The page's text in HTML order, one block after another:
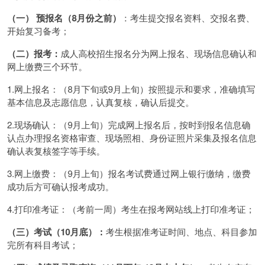
（一） 预报名（8月份之前）
：考生提交报名资料、交报名费、
开始复习备考；
（二）报考： 成人高校招生报名分为网上报名、现场信息确认和
网上缴费三个环节。
1.网上报名：（8月下旬或9月上旬）按照提示和要求，准确填写
基本信息及志愿信息，认真复核，确认后提交。
2.现场确认：（9月上旬）完成网上报名后，按时到报名信息确
认点办理报名资格审查、现场照相、身份证照片采集及报名信息
确认表复核签字等手续。
3.网上缴费：（9月上旬）报名考试费通过网上银行缴纳，缴费
成功后方可确认报考成功。
4.打印准考证：（考前一周）考生在报考网站线上打印准考证；
（三）考试（10月底）： 考生根据准考证时间、地点、科目参加
完所有科目考试；